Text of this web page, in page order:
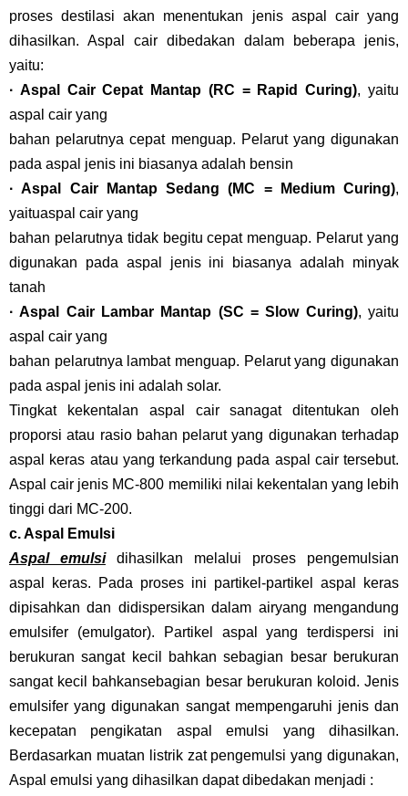
proses destilasi akan menentukan jenis aspal cair yang
dihasilkan. Aspal cair dibedakan dalam beberapa jenis,
yaitu:
· Aspal Cair Cepat Mantap (RC = Rapid Curing), yaitu
aspal cair yang
bahan pelarutnya cepat menguap. Pelarut yang digunakan
pada aspal jenis ini biasanya adalah bensin
· Aspal Cair Mantap Sedang (MC = Medium Curing),
yaituaspal cair yang
bahan pelarutnya tidak begitu cepat menguap. Pelarut yang
digunakan pada aspal jenis ini biasanya adalah minyak
tanah
· Aspal Cair Lambar Mantap (SC = Slow Curing), yaitu
aspal cair yang
bahan pelarutnya lambat menguap. Pelarut yang digunakan
pada aspal jenis ini adalah solar.
Tingkat kekentalan aspal cair sanagat ditentukan oleh
proporsi atau rasio bahan pelarut yang digunakan terhadap
aspal keras atau yang terkandung pada aspal cair tersebut.
Aspal cair jenis MC-800 memiliki nilai kekentalan yang lebih
tinggi dari MC-200.
c. Aspal Emulsi
Aspal emulsidihasilkan melalui proses pengemulsian
aspal keras. Pada proses ini partikel-partikel aspal keras
dipisahkan dan didispersikan dalam airyang mengandung
emulsifer (emulgator). Partikel aspal yang terdispersi ini
berukuran sangat kecil bahkan sebagian besar berukuran
sangat kecil bahkansebagian besar berukuran koloid. Jenis
emulsifer yang digunakan sangat mempengaruhi jenis dan
kecepatan pengikatan aspal emulsi yang dihasilkan.
Berdasarkan muatan listrik zat pengemulsi yang digunakan,
Aspal emulsi yang dihasilkan dapat dibedakan menjadi :